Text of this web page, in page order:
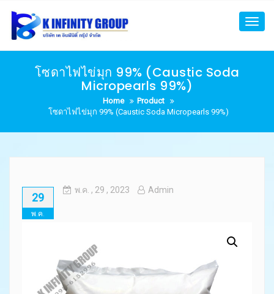
content
โซดาไฟไข่มุก 99% (Caustic Soda
Micropearls 99%)
Home
Product
โซดาไฟไข่มุก 99% (Caustic Soda Micropearls 99%)
29
พ.ค.
พ.ค. , 29 , 2023 Admin